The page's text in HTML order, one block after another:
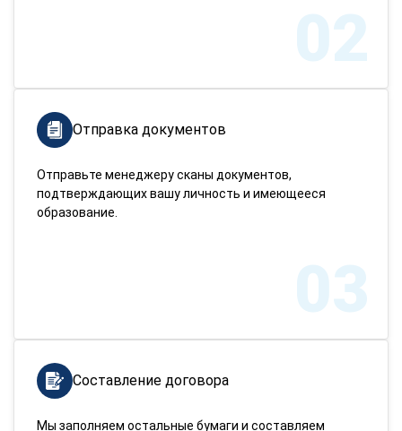
02
Отправка документов
Отправьте менеджеру сканы документов,
подтверждающих вашу личность и имеющееся
образование.
03
Составление договора
Мы заполняем остальные бумаги и составляем